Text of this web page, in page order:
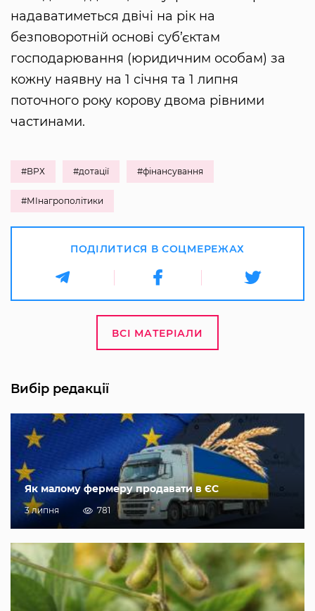
надаватиметься двічі на рік на
безповоротній основі суб’єктам
господарювання (юридичним особам) за
кожну наявну на 1 січня та 1 липня
поточного року корову двома рівними
частинами.
#ВРХ #дотації #фінансування
#МІнагрополітики
ПОДІЛИТИСЯ В СОЦМЕРЕЖАХ
ВСІ МАТЕРІАЛИ
Вибір редакції
Як малому фермеру продавати в ЄС
3 липня 781